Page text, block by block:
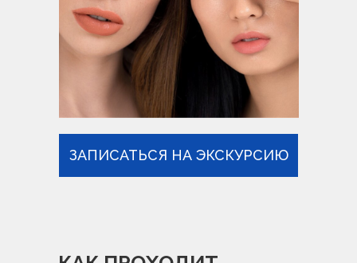
ЗАПИСАТЬСЯ НА ЭКСКУРСИЮ